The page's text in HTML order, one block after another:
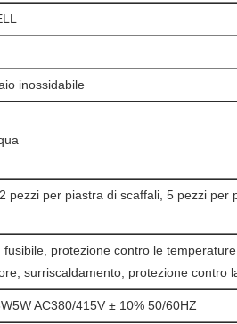
inossidabile
pezzi per piastra di scaffali, 5 pezzi per
protezione contro le
surriscaldamento, protezione
AC380/415V ± 10% 50/60HZ